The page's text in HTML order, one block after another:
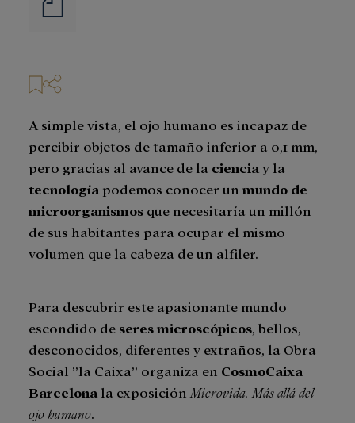
de
A simple vista, el ojo humano es incapaz de
percibir objetos de tamaño inferior a 0,1 mm,
pero gracias al avance de la ciencia y la
tecnología podemos conocer un mundo de
microorganismos que necesitaría un millón
de sus habitantes para ocupar el mismo
volumen que la cabeza de un alfiler.
Para descubrir este apasionante mundo
escondido de seres microscópicos, bellos,
desconocidos, diferentes y extraños, la Obra
Social ”la Caixa” organiza en CosmoCaixa
Barcelona la exposición Microvida. Más allá del
ojo humano.